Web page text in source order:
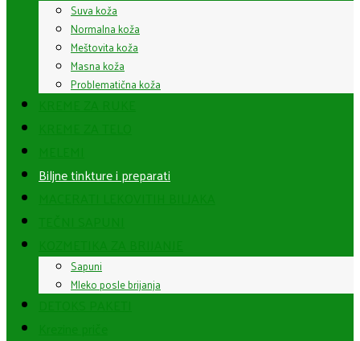
Suva koža
Normalna koža
Meštovita koža
Masna koža
Problematična koža
Biljne tinkture i preparati
Sapuni
Mleko posle brijanja